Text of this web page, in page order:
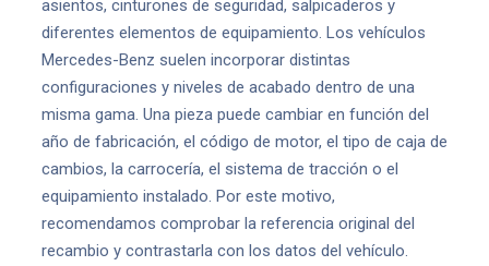
asientos, cinturones de seguridad, salpicaderos y
diferentes elementos de equipamiento. Los vehículos
Mercedes-Benz suelen incorporar distintas
configuraciones y niveles de acabado dentro de una
misma gama. Una pieza puede cambiar en función del
año de fabricación, el código de motor, el tipo de caja de
cambios, la carrocería, el sistema de tracción o el
equipamiento instalado. Por este motivo,
recomendamos comprobar la referencia original del
recambio y contrastarla con los datos del vehículo.